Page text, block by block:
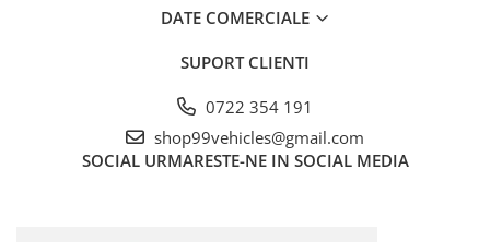
DATE COMERCIALE
SUPORT CLIENTI
0722 354 191
shop99vehicles@gmail.com
SOCIAL URMARESTE-NE IN SOCIAL MEDIA